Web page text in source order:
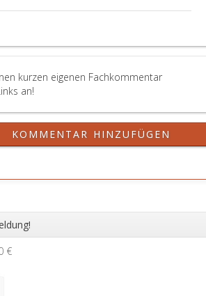
kurzen eigenen Fachkommentar
an!
KOMMENTAR HINZUFÜGEN
€